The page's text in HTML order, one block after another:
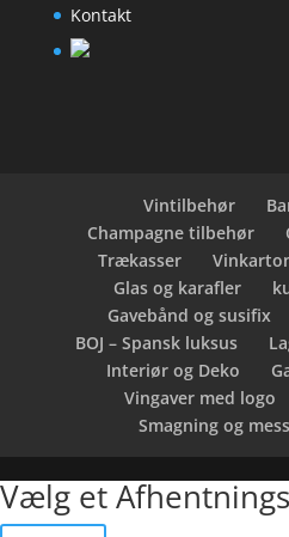
Kontakt
Vintilbehør
Champagne tilbehør
Trækasser
Glas og karafler
Gavebånd og susifix
BOJ – Spansk luksus
Interiør og Deko
Vingaver med logo
Smagning og
Vælg et